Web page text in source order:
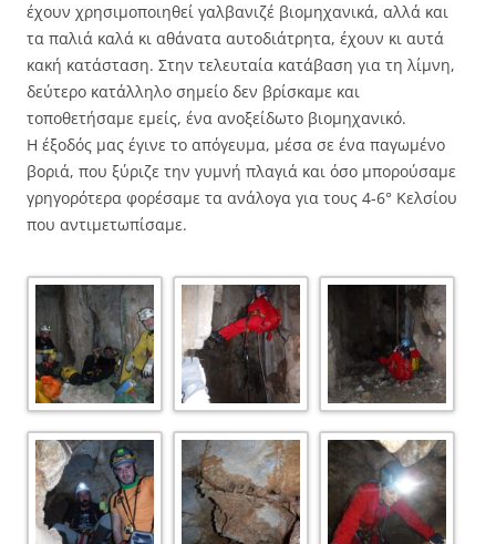
έχουν χρησιμοποιηθεί γαλβανιζέ βιομηχανικά, αλλά και
τα παλιά καλά κι αθάνατα αυτοδιάτρητα, έχουν κι αυτά
κακή κατάσταση. Στην τελευταία κατάβαση για τη λίμνη,
δεύτερο κατάλληλο σημείο δεν βρίσκαμε και
τοποθετήσαμε εμείς, ένα ανοξείδωτο βιομηχανικό.
Η έξοδός μας έγινε το απόγευμα, μέσα σε ένα παγωμένο
βοριά, που ξύριζε την γυμνή πλαγιά και όσο μπορούσαμε
γρηγορότερα φορέσαμε τα ανάλογα για τους 4-6° Κελσίου
που αντιμετωπίσαμε.